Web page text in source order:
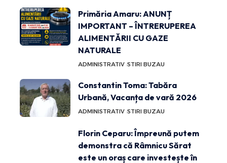
Primăria Amaru: ANUNȚ
IMPORTANT – ÎNTRERUPEREA
ALIMENTĂRII CU GAZE
NATURALE
ADMINISTRATIV STIRI BUZAU
Constantin Toma: Tabăra
Urbană, Vacanța de vară 2026
ADMINISTRATIV STIRI BUZAU
Florin Ceparu: Împreună putem
demonstra că Râmnicu Sărat
este un oraș care investește în